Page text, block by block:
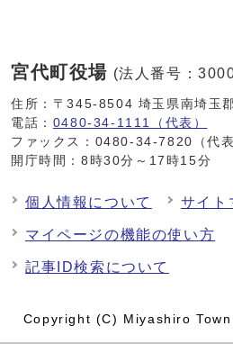
宮代町役場 (法人番号：
住所：〒345-8504 埼玉県南埼玉
電話： 0480-34-1111（代表）
ファックス：0480-34-7820（代
開庁時間：8時30分～17時15分
個人情報について サイト
マイページの機能の使い方
記事ID検索について
Copyright (C) Miyashiro